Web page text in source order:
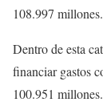
108.997 millones.
Dentro de esta
financiar gastos
100.951